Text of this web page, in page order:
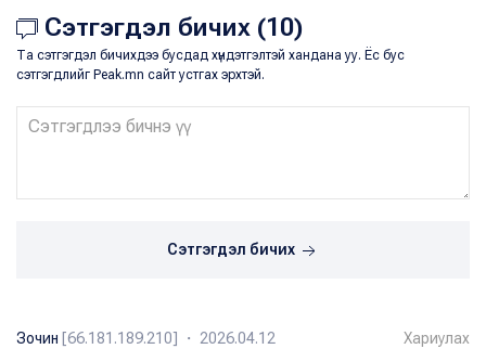
Сэтгэгдэл бичих (10)
Та сэтгэгдэл бичихдээ бусдад хүндэтгэлтэй хандана уу. Ёс бус
сэтгэгдлийг Peak.mn сайт устгах эрхтэй.
Сэтгэгдэл бичих
Зочин [66.181.189.210] ・ 2026.04.12 Хариулах